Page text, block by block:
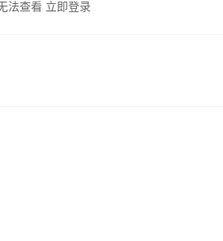
法查看 立即登录